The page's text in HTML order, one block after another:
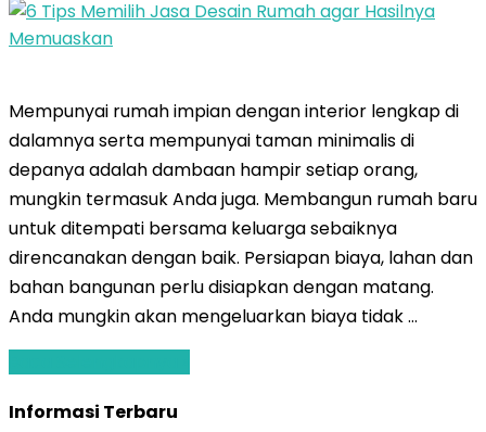
Mempunyai rumah impian dengan interior lengkap di
dalamnya serta mempunyai taman minimalis di
depanya adalah dambaan hampir setiap orang,
mungkin termasuk Anda juga. Membangun rumah baru
untuk ditempati bersama keluarga sebaiknya
direncanakan dengan baik. Persiapan biaya, lahan dan
bahan bangunan perlu disiapkan dengan matang.
Anda mungkin akan mengeluarkan biaya tidak …
Informasi Terbaru